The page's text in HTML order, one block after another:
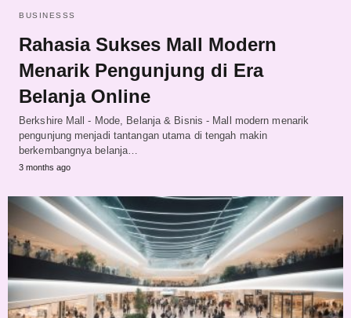
BUSINESSS
Rahasia Sukses Mall Modern
Menarik Pengunjung di Era
Belanja Online
Berkshire Mall - Mode, Belanja & Bisnis - Mall modern menarik
pengunjung menjadi tantangan utama di tengah makin
berkembangnya belanja…
3 months ago